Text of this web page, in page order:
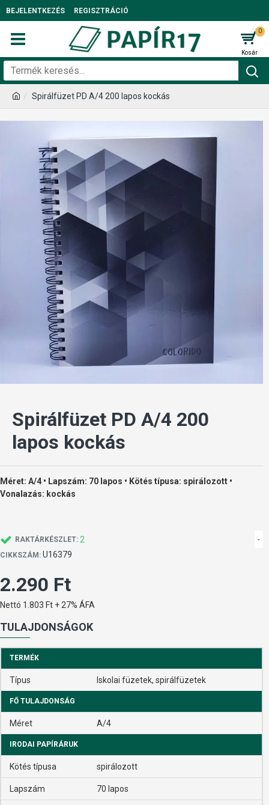
BEJELENTKEZÉS REGISZTRÁCIÓ
0
Spirálfüzet PD A/4 200 lapos kockás
Spirálfüzet PD A/4 200
lapos kockás
Méret: A/4 • Lapszám: 70 lapos • Kötés típusa: spirálozott •
Vonalazás: kockás
RAKTÁRKÉSZLET: 2
CIKKSZÁM: U16379
-
2.290 Ft
Nettó 1.803 Ft + 27% ÁFA
TULAJDONSÁGOK
TERMÉK
Típus Iskolai füzetek, spirálfüzetek
FŐ TULAJDONSÁG
Méret A/4
IRODAI PAPÍRÁRUK
Kötés típusa spirálozott
Lapszám 70 lapos